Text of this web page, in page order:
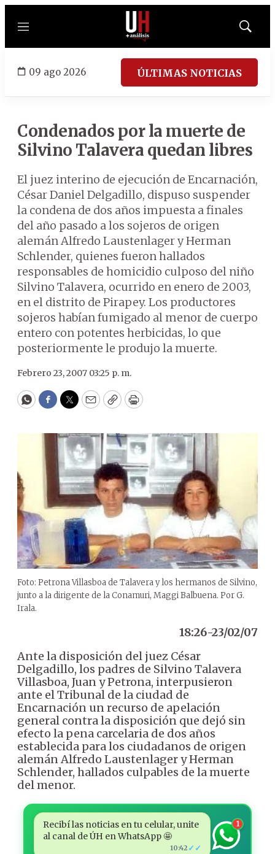
Menú
Mostrar
09 ago 2026 ÚLTIMAS NOTICIAS
Condenados por la muerte de
Silvino Talavera quedan libres
El juez interino de ejecución de Encarnación,
César Daniel Delgadillo, dispuso suspender
la condena de dos años impuesta a finales
del año pasado a los sojeros de origen
alemán Alfredo Laustenlager y Herman
Schlender, quienes fueron hallados
responsables de homicidio culposo del niño
Silvino Talavera, ocurrido en enero de 2003,
en el distrito de Pirapey. Los productores
sojeros habían fumigado al menor de cuerpo
entero con potentes herbicidas, lo que
posteriormente le produjo la muerte.
Febrero 23, 2007 03:25 p. m.
WhatsApp
Facebook
Twitter
EmailCopyPrint
Foto: Petrona Villasboa de Talavera y los hermanos de Silvino,
junto a la dirigente de la Conamuri, Maggi Balbuena. Por G.
Irala.
18:26-23/02/07
Ante la disposición del juez César
Delgadillo, los padres de Silvino Talavera
Villasboa, Juan y Petrona, interpusieron
ante el Tribunal de la ciudad de
Encarnación un recurso de apelación
general contra la disposición que dejó sin
efecto la pena carcelaria de dos años
establecida para los ciudadanos de origen
alemán Alfredo Laustenlager y Herman
Schlender, hallados culpables de la muerte
del menor.
Recibí las noticias en tu celular, unite
al canal de ÚH en WhatsApp 🤩
10:42 ✓✓
1